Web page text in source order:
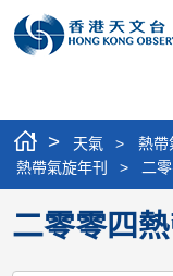
> 天氣 > 熱帶
熱帶氣旋年刊
> 二
二零零四